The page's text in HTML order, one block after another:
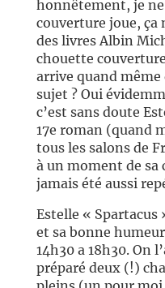
honnêtement, je ne
couverture joue, ça
des livres Albin
chouette
arrive quand même
sujet ? Oui
c’est sans doute
17e roman (quand
tous les salons de
à un moment de sa
jamais été aussi
Estelle « Spartacus
et sa bonne
14h30 a 18h30. On
préparé deux (!)